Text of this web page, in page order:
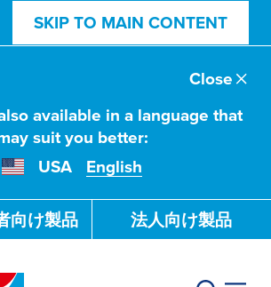
SKIP TO MAIN CONTENT
available in a language that
suit you better:
USA
English
Close
向け製品 法人向け製品